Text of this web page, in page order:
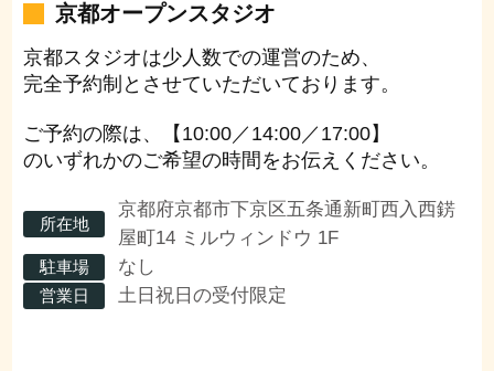
京都オープンスタジオ
京都スタジオは少人数での運営のため、
完全予約制とさせていただいております。
ご予約の際は、【10:00／14:00／17:00】
のいずれかのご希望の時間をお伝えください。
所在地
京都府京都市下京区五条通新町西入西錺
屋町14 ミルウィンドウ 1F
駐車場 なし
営業日 土日祝日の受付限定